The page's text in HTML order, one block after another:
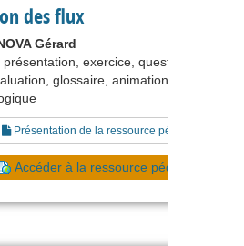
des flux
Gérard
exercice, questionnaire,
glossaire, animation, scénario
Présentation de la ressource pédagogique
Accéder à la ressource pédagogique